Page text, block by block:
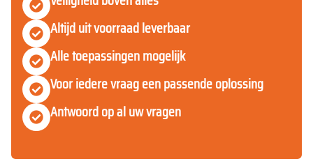
Altijd uit voorraad leverbaar
Alle toepassingen mogelijk
Voor iedere vraag een passende oplossing
Antwoord op al uw vragen